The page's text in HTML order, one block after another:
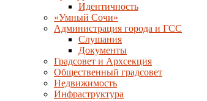
Идентичность
«Умный Сочи»
Администрация города и ГСС
Слушания
Документы
Градсовет и Архсекция
Общественный градсовет
Недвижимость
Инфраструктура